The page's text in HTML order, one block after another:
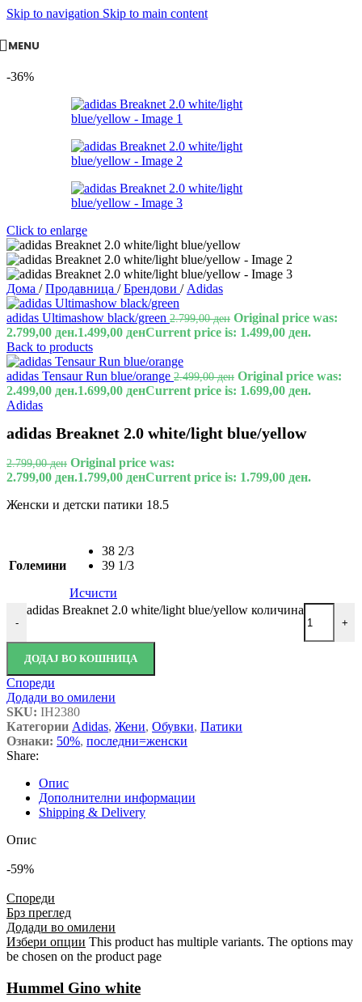
Skip to navigation Skip to main content
MENU
-36%
Click to enlarge
Дома / Продавница / Брендови / Adidas
adidas Ultimashow black/green 2.799,00ден Original price was:
2.799,00 ден.1.499,00 денCurrent price is: 1.499,00 ден.
Back to products
adidas Tensaur Run blue/orange 2.499,00ден Original price was:
2.499,00 ден.1.699,00 денCurrent price is: 1.699,00 ден.
Adidas
adidas Breaknet 2.0 white/light blue/yellow
2.799,00ден Original price was:
2.799,00 ден.1.799,00 денCurrent price is: 1.799,00 ден.
Женски и детски патики 18.5
Големини
38 2/3
39 1/3
Исчисти
-
adidas Breaknet 2.0 white/light blue/yellow количина
+
ДОДАЈ ВО КОШНИЦА
Спореди
Додади во омилени
SKU: IH2380
Категории Adidas, Жени, Обувки, Патики
Ознаки: 50%, последни=женски
Share:
Опис
Дополнителни информации
Shipping & Delivery
Опис
-59%
Спореди
Брз преглед
Додади во омилени
Избери опции This product has multiple variants. The options may
be chosen on the product page
Hummel Gino white